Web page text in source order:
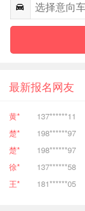
最新报名网友
黄* 137******11
楚*
198******97
楚*
198******97
徐*
137******58
王*
181******05